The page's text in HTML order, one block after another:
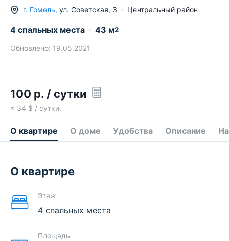
г. Гомель, ул. Советская, 3 Центральный район
4 спальных места 43 м2
Обновлено: 19.05.2021
100 р. / сутки
≈ 34 $ / сутки.
О квартире О доме Удобства Описание
О квартире
Этаж
4 спальных места
Площадь